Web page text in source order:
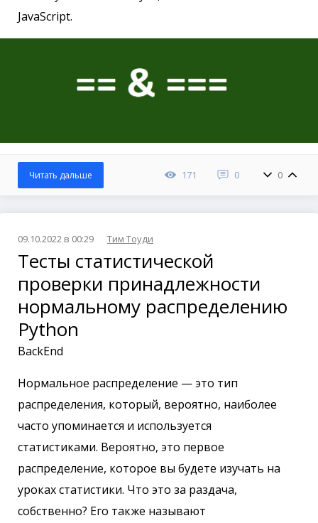
JavaScript.
171 0 0
Читать дальше
09.10.2022 в 00:29 Тим Тоуди
Тесты статистической
проверки принадлежности
нормальному распределению
Python
BackEnd
Нормальное распределение — это тип
распределения, который, вероятно, наиболее
часто упоминается и используется
статистиками. Вероятно, это первое
распределение, которое вы будете изучать на
уроках статистики. Что это за раздача,
собственно? Его также называют